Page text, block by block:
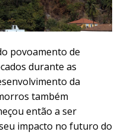
povoamento de
durante as
da
também
então a ser
impacto no futuro do